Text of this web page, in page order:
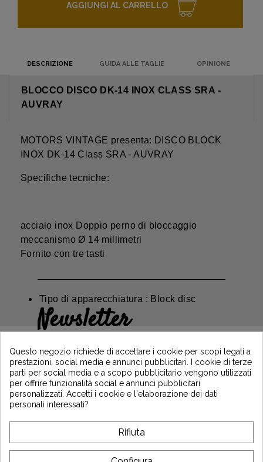
AGGIUNGI AL CARRELLO
DESCRIZIONE GUIDA ALLE TAGLIE OPINIONE
BLOCCO DISCO DK-14 INOX CLASS SRA -
AUVRAY
MOTORS VINTAGE presenta: DISCO BLOCK
INOX DK-14 Class SRA - AUVRAY
Specifiche tecniche:
acciaio inox Doppio perno di bloccaggio
meccanismo Ø 14 millimetri
Fornito con tre tasti
Tipo di apparecchiatura : Block disc
Newsletter
iscrivendoti e resta informato sulle ultime
notizie di Vintage Motors
*Dès 99€ d'achat. En vous abonnant à notre newsletter, vous reconnaissez avoir pris
l'acceptez.
A PROPOSITO DI VINTAGE
Questo negozio richiede di accettare i cookie per scopi legati a
prestazioni, social media e annunci pubblicitari. I cookie di terze
parti per social media e a scopo pubblicitario vengono utilizzati
per offrire funzionalità social e annunci pubblicitari
personalizzati. Accetti i cookie e l'elaborazione dei dati
personali interessati?
Rifiuta